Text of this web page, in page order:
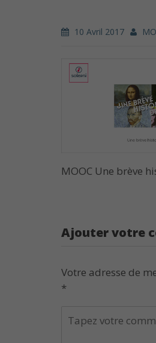
10 Avril 2017
MOOC Une brève
Ajouter votre
Votre adresse de
*